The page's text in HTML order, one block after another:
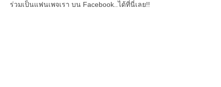
ร่วมเป็นแฟนเพจเรา บน Facebook..ได้ที่นี่เลย!!